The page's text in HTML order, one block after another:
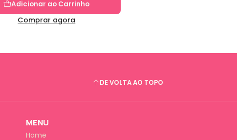
Adicionar ao Carrinho
Comprar agora
DE VOLTA AO TOPO
MENU
Home